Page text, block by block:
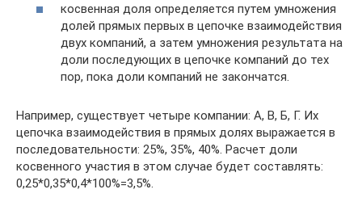
косвенная доля определяется путем умножения
долей прямых первых в цепочке взаимодействия
двух компаний, а затем умножения результата на
доли последующих в цепочке компаний до тех
пор, пока доли компаний не закончатся.
Например, существует четыре компании: А, В, Б, Г. Их
цепочка взаимодействия в прямых долях выражается в
последовательности: 25%, 35%, 40%. Расчет доли
косвенного участия в этом случае будет составлять:
0,25*0,35*0,4*100%=3,5%.